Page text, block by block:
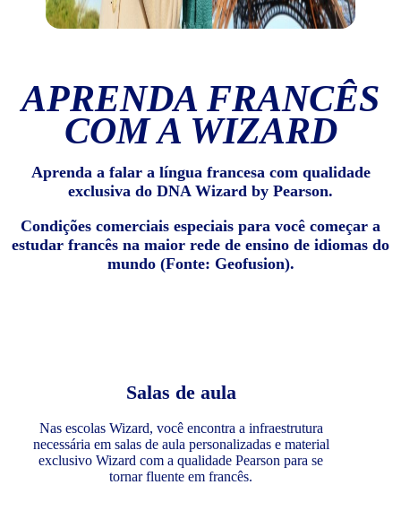
APRENDA FRANCÊS
COM A WIZARD
Aprenda a falar a língua francesa com qualidade
exclusiva do DNA Wizard by Pearson.
Condições comerciais especiais para você começar a
estudar francês na maior rede de ensino de idiomas do
mundo (Fonte: Geofusion).
Salas de aula
Nas escolas Wizard, você encontra a infraestrutura
necessária em salas de aula personalizadas e material
exclusivo Wizard com a qualidade Pearson para se
tornar fluente em francês.